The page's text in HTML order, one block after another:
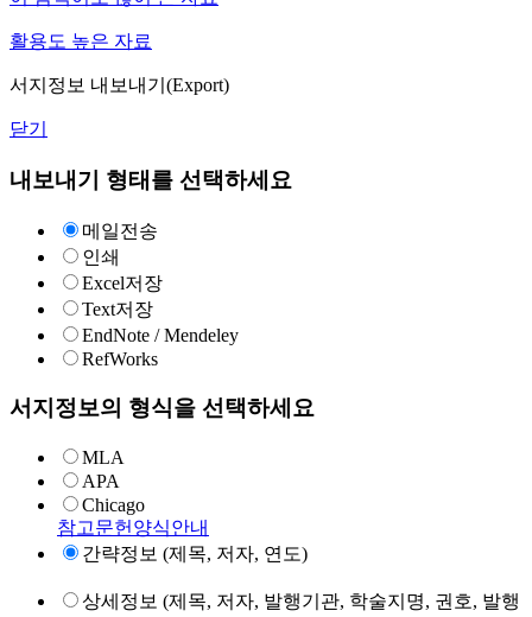
활용도 높은 자료
서지정보 내보내기(Export)
닫기
내보내기 형태를 선택하세요
메일전송
인쇄
Excel저장
Text저장
EndNote / Mendeley
RefWorks
서지정보의 형식을 선택하세요
MLA
APA
Chicago
참고문헌양식안내
간략정보 (제목, 저자, 연도)
상세정보 (제목, 저자, 발행기관, 학술지명, 권호, 발행